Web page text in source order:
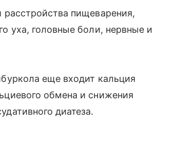
пищеварения,
уха, головные боли, нервные и
еще входит кальция
обмена и снижения
диатеза.